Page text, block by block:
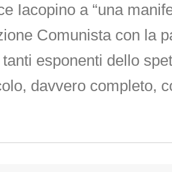
Iacopino a “una
Comunista con la
esponenti dello
davvero completo,